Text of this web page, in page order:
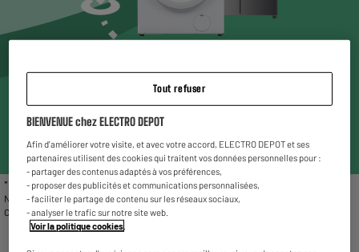
Choisissez un magasin* pour voir les produits
disponibles
Entrez votre code postal ou ville
* Liste des magasins proposant le gros électroménager reconditionné : Chambéry,
Nîmes, Vitrolles, Fleury Mérogis, Villetaneuse, Valenciennes, Reims La Neuvillette,
Charleville-Mézières et Rivesaltes.
Tout refuser
BIENVENUE chez ELECTRO DEPOT
Afin d'améliorer votre visite, et avec votre accord, ELECTRO DEPOT et ses
partenaires utilisent des cookies qui traitent vos données personnelles pour :
- partager des contenus adaptés à vos préférences,
- proposer des publicités et communications personnalisées,
- faciliter le partage de contenu sur les réseaux sociaux,
- analyser le trafic sur notre site web.
Voir la politique cookies